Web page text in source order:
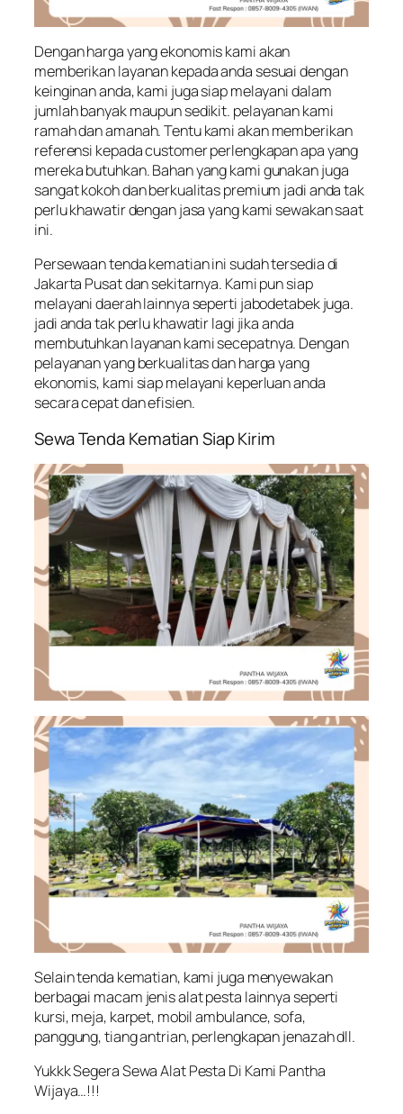
Dengan harga yang ekonomis kami akan
memberikan layanan kepada anda sesuai dengan
keinginan anda, kami juga siap melayani dalam
jumlah banyak maupun sedikit. pelayanan kami
ramah dan amanah. Tentu kami akan memberikan
referensi kepada customer perlengkapan apa yang
mereka butuhkan. Bahan yang kami gunakan juga
sangat kokoh dan berkualitas premium jadi anda tak
perlu khawatir dengan jasa yang kami sewakan saat
ini.
Persewaan tenda kematian ini sudah tersedia di
Jakarta Pusat dan sekitarnya. Kami pun siap
melayani daerah lainnya seperti jabodetabek juga.
jadi anda tak perlu khawatir lagi jika anda
membutuhkan layanan kami secepatnya. Dengan
pelayanan yang berkualitas dan harga yang
ekonomis, kami siap melayani keperluan anda
secara cepat dan efisien.
Sewa Tenda Kematian Siap Kirim
Selain tenda kematian, kami juga menyewakan
berbagai macam jenis alat pesta lainnya seperti
kursi, meja, karpet, mobil ambulance, sofa,
panggung, tiang antrian, perlengkapan jenazah dll.
Yukkk Segera Sewa Alat Pesta Di Kami Pantha
Wijaya…!!!